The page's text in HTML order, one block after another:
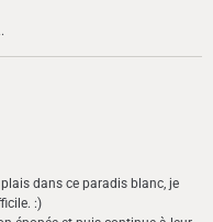
dans ce paradis blanc, je
:)